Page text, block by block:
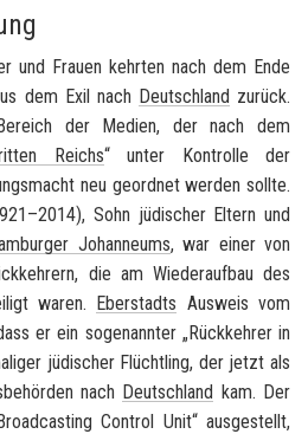
und Frauen kehrten nach dem Ende
dem Exil nach Deutschland zurück.
der Medien, der nach dem
Reichs“ unter Kontrolle der
neu geordnet werden sollte.
Sohn jüdischer Eltern und
Johanneums, war einer von
die am Wiederaufbau des
waren. Eberstadts Ausweis vom
er ein sogenannter „Rückkehrer in
jüdischer Flüchtling, der jetzt als
nach Deutschland kam. Der
Control Unit“ ausgestellt,